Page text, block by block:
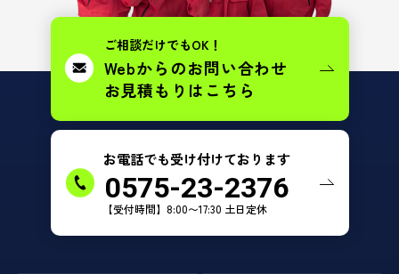
ご相談だけでもOK！
Webからのお問い合わせ
お見積もりはこちら
お電話でも受け付けております
0575-23-2376
【受付時間】8:00〜17:30 土日定休